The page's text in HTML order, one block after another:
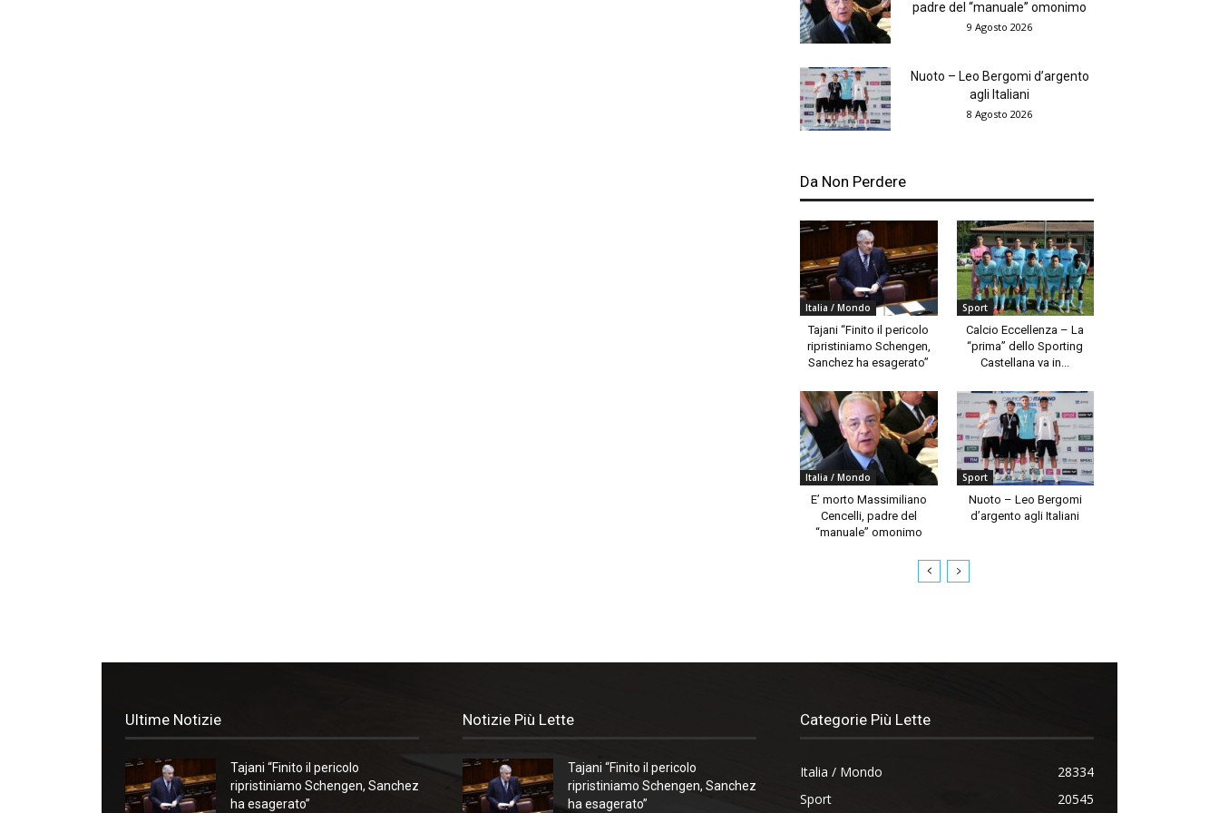
padre del “manuale” omonimo
9 Agosto 2026
Nuoto – Leo Bergomi d’argento
agli Italiani
8 Agosto 2026
Da Non Perdere
Italia / Mondo
Tajani “Finito il pericolo
ripristiniamo Schengen,
Sanchez ha esagerato”
Sport
Calcio Eccellenza – La
“prima” dello Sporting
Castellana va in...
Italia / Mondo
E’ morto Massimiliano
Cencelli, padre del
“manuale” omonimo
Sport
Nuoto – Leo Bergomi
d’argento agli Italiani
Ultime Notizie
Tajani “Finito il pericolo
ripristiniamo Schengen, Sanchez
ha esagerato”
Notizie Più Lette
Tajani “Finito il pericolo
ripristiniamo Schengen, Sanchez
ha esagerato”
Categorie Più Lette
Italia / Mondo
28334
Sport
20545